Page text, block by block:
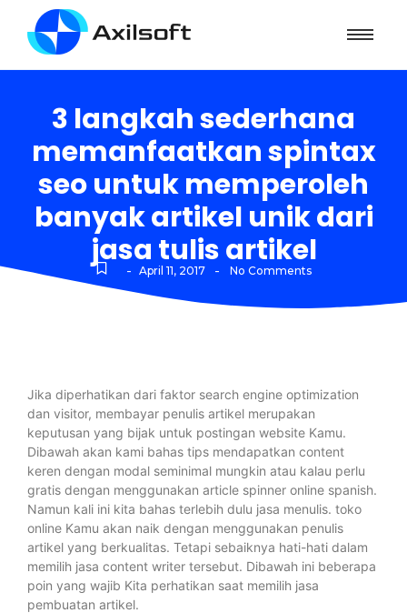
3 langkah sederhana
memanfaatkan spintax
seo untuk memperoleh
banyak artikel unik dari
jasa tulis artikel
- April 11, 2017 - No Comments
Jika diperhatikan dari faktor search engine optimization
dan visitor, membayar penulis artikel merupakan
keputusan yang bijak untuk postingan website Kamu.
Dibawah akan kami bahas tips mendapatkan content
keren dengan modal seminimal mungkin atau kalau perlu
gratis dengan menggunakan article spinner online spanish.
Namun kali ini kita bahas terlebih dulu jasa menulis. toko
online Kamu akan naik dengan menggunakan penulis
artikel yang berkualitas. Tetapi sebaiknya hati-hati dalam
memilih jasa content writer tersebut. Dibawah ini beberapa
poin yang wajib Kita perhatikan saat memilih jasa
pembuatan artikel.